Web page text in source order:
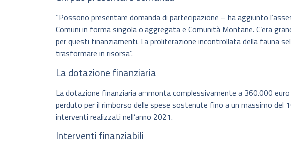
“Possono presentare domanda di partecipazione – ha aggiunto
Comuni in forma singola o aggregata e Comunità Montane. C’era
per questi finanziamenti. La proliferazione incontrollata della fauna
trasformare in risorsa”.
La dotazione finanziaria
La dotazione finanziaria ammonta complessivamente a 360.000
perduto per il rimborso delle spese sostenute fino a un massimo del
interventi realizzati nell’anno 2021.
Interventi finanziabili